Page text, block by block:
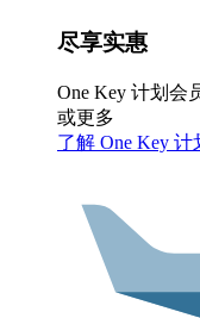
尽享实惠
One Key 计划会
或更多
了解 One Key 计